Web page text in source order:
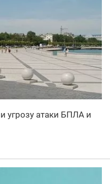
угрозу атаки БПЛА и